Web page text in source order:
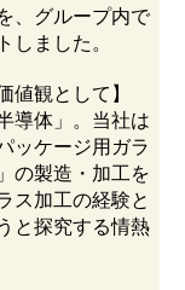
、グループ内で
ました。
値観として】
導体」。当社は
ッケージ用ガラ
の製造・加工を
ス加工の経験と
と探究する情熱